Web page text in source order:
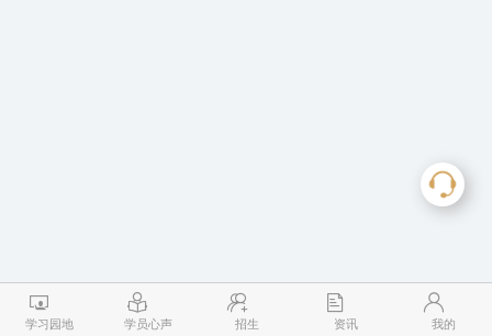
学习园地 学员心声 招生 资讯 我的